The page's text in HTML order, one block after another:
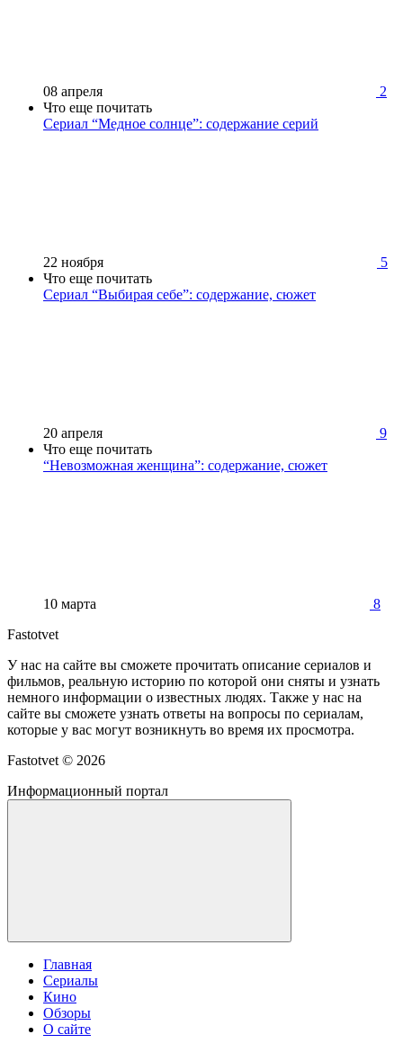
08 апреля
2
Что еще почитать
Сериал “Медное солнце”: содержание серий
22 ноября
5
Что еще почитать
Сериал “Выбирая себе”: содержание, сюжет
20 апреля
9
Что еще почитать
“Невозможная женщина”: содержание, сюжет
10 марта
8
Fastotvet
У нас на сайте вы сможете прочитать описание сериалов и
фильмов, реальную историю по которой они сняты и узнать
немного информации о известных людях. Также у нас на
сайте вы сможете узнать ответы на вопросы по сериалам,
которые у вас могут возникнуть во время их просмотра.
Fastotvet © 2026
Информационный портал
Главная
Сериалы
Кино
Обзоры
О сайте